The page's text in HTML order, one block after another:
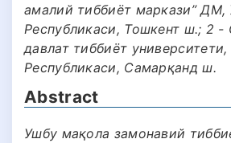
амалий тиббиёт маркази” ДМ,
Республикаси, Тошкент ш.; 2 -
давлат тиббиёт
Республикаси, Самарқанд ш.
Abstract
Ушбу мақола замонавий